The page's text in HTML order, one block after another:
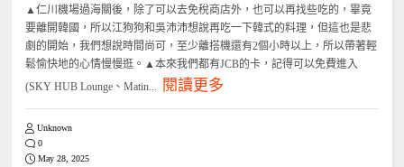
▲仁川機場過海關後，除了可以去免稅商店外，也可以再找些吃的，畢竟
要離開韓國，所以江狗狗和吳沛沛想說再吃一下韓式的料理，但這也是悲
劇的開始，我們想說時間尚可，至少離搭機還有2個小時以上，所以帶著輕
鬆愉快地的心情慢慢逛。▲本來我們都有JCB的卡，記得可以免費進入
(SKY HUB Lounge、Matin...
閱讀更多
Unknown
0
May 28, 2025